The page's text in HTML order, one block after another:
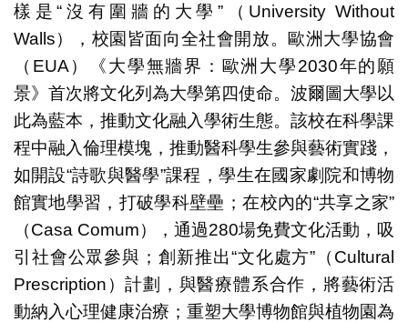
樣是“沒有圍牆的大學”（University Without
Walls），校園皆面向全社會開放。歐洲大學協會
（EUA）《大學無牆界：歐洲大學2030年的願
景》首次將文化列為大學第四使命。波爾圖大學以
此為藍本，推動文化融入學術生態。該校在科學課
程中融入倫理模塊，推動醫科學生參與藝術實踐，
如開設“詩歌與醫學”課程，學生在國家劇院和博物
館實地學習，打破學科壁壘；在校內的“共享之家”
（Casa Comum），通過280場免費文化活動，吸
引社會公眾參與；創新推出“文化處方”（Cultural
Prescription）計劃，與醫療體系合作，將藝術活
動納入心理健康治療；重塑大學博物館與植物園為